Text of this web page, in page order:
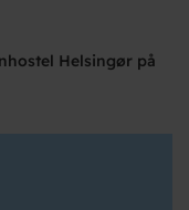
Helsingør på